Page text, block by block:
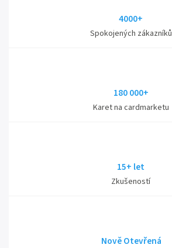
4000+
Spokojených zákazníků
180 000+
Karet na cardmarketu
15+ let
Zkušeností
Nově Otevřená